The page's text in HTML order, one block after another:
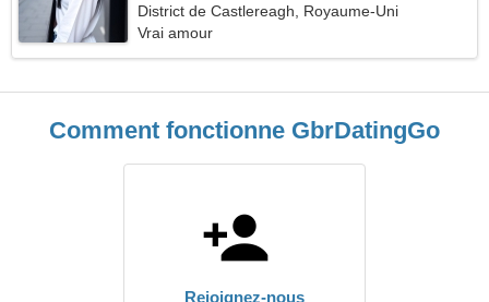
District de Castlereagh, Royaume-Uni
Vrai amour
Comment fonctionne GbrDatingGo
Rejoignez-nous